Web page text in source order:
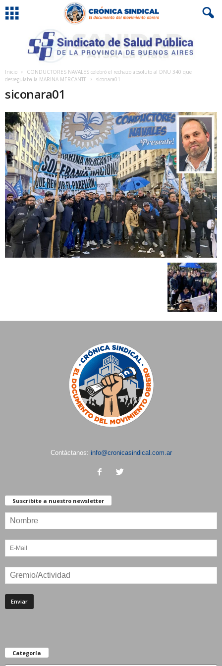
Inicio
CONDUCTORES NAVALES celebró el rechazo absoluto al DNU 340 que
desregulaba la MARINA MERCANTE
siconara01
siconara01
Contáctanos: info@cronicasindical.com.ar
Suscribite a nuestro newsletter
Categoría